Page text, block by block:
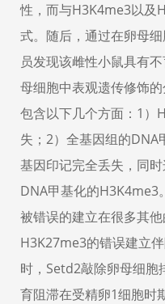
性，而与H3K4me3以及
式。随后，通过在卵母
员发现该雌性小鼠具有
母细胞中表观遗传修饰
包含以下几个方面：1）
失；2）全基因组的
基因印记完全丢失，同
DNA甲基化的
被错误的建立在很多其
H3K27me3的错误建立
时，Setd2敲除卵母细胞
育阻滞在受精卵1细胞时